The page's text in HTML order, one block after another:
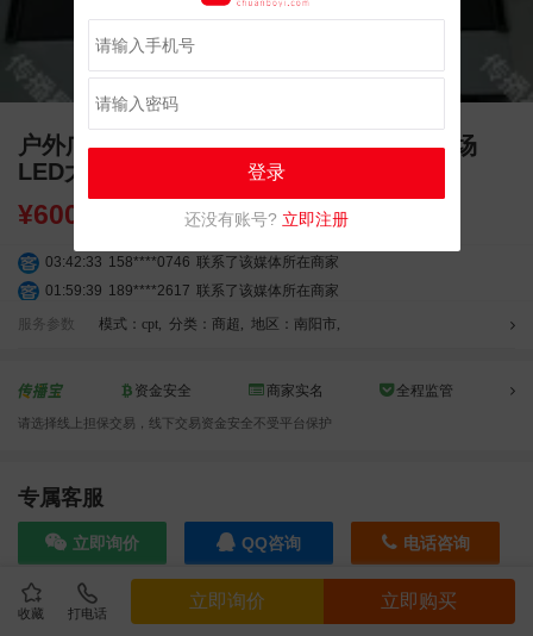
收藏 打电话
立即询价 立即购买
户外广告 河南南阳宛城区豪胜百货商超卖场
LED大屏广告
¥6000.00
03:42:33 158****0746 联系了该媒体所在商家
01:59:39 189****2617 联系了该媒体所在商家
12:40:20 177****7961
联系了该媒体所在商家
03:40:56
157****6971
联系了该媒体所在商家
02:32:27
04:09:07 182****6963 联系了该媒体所在商家
11:44:28 130****3379
联系了该媒体所在商家
191****0991 联系了该媒体所在商家
05:24:34
186****8762 联系了该媒体所在商家
服务参数 模式：cpt, 分类：商超 , 地区：南阳市,
资金安全 商家实名 全程监管
请选择线上担保交易，线下交易资金安全不受平台保护
专属客服
立即询价 QQ咨询 电话咨询
效果截图
登录
还没有账号? 立即注册